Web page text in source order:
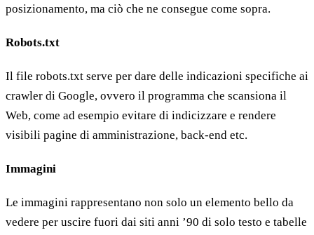
posizionamento, ma ciò che ne consegue come sopra.
Robots.txt
Il file robots.txt serve per dare delle indicazioni specifiche ai
crawler di Google, ovvero il programma che scansiona il
Web, come ad esempio evitare di indicizzare e rendere
visibili pagine di amministrazione, back-end etc.
Immagini
Le immagini rappresentano non solo un elemento bello da
vedere per uscire fuori dai siti anni ’90 di solo testo e tabelle